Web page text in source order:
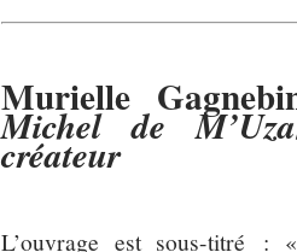
Murielle
Michel de
créateur
L’ouvrage est sous-titré :